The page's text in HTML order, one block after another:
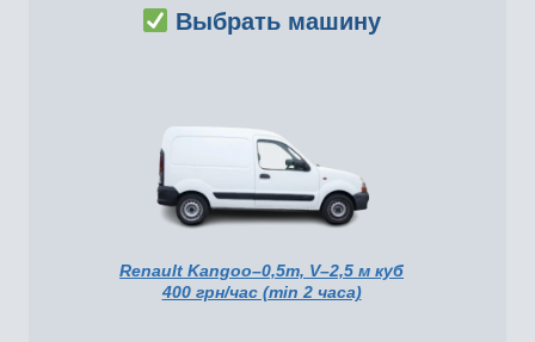
Выбрать машину
Renault Kangoo–0,5т, V–2,5 м куб
400 грн/час (min 2 часа)